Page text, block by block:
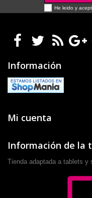
He leido y
Información
Mi cuenta
Información de la
Tienda adaptada a tablets y